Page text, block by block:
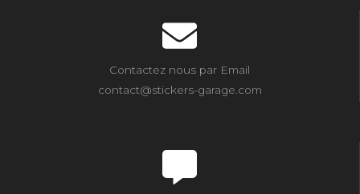
Contactez nous par Email
contact@stickers-garage.com